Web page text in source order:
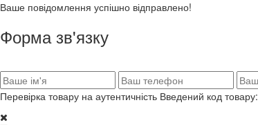
Ваше повідомлення успішно відправлено!
Форма зв'язку
Перевірка товару на аутентичність Введений код товару: